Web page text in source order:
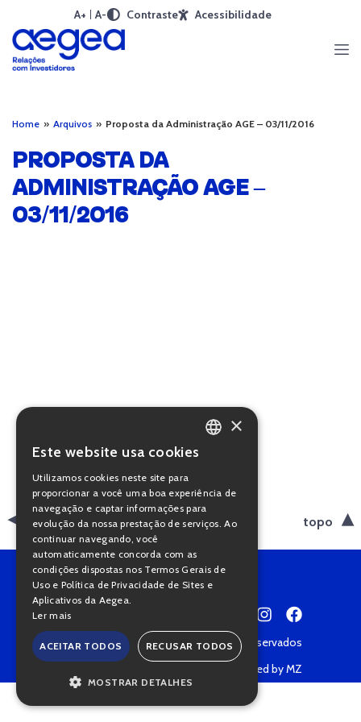
A+ A- Contraste Acessibilidade
Home » Arquivos » Proposta da Administração AGE – 03/11/2016
PROPOSTA DA
ADMINISTRAÇÃO AGE –
03/11/2016
voltar topo
Copyright © 2022 • Todos os direitos reservados
Powered by MZ
PORTUGUESE
×
Este website usa cookies
Utilizamos cookies neste site para
proporcionar a você uma boa experiência de
navegação e captar informações para
evolução da nossa prestação de serviços. Ao
continuar navegando, você
automaticamente concorda com as
condições dispostas nos Termos Gerais de
Uso e Política de Privacidade de Sites e
Aplicativos da Aegea.
Ler mais
ACEITAR TODOS RECUSAR TODOS
MOSTRAR DETALHES